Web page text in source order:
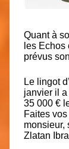
Quant à
les
prévus
Le lingot
janvier il
35 000 €
Faites
monsieur,
Zlatan